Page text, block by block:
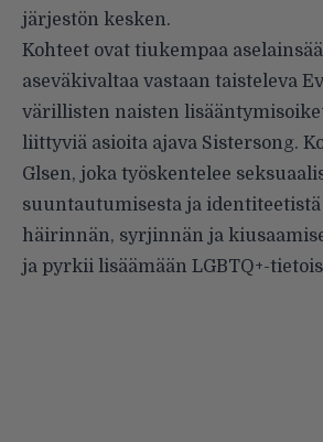
järjestön kesken.
Kohteet ovat tiukempaa
aseväkivaltaa vastaan taisteleva
värillisten naisten
liittyviä asioita ajava Sistersong.
Glsen, joka työskentelee
suuntautumisesta ja
häirinnän, syrjinnän ja
ja pyrkii lisäämään LGBTQ+-